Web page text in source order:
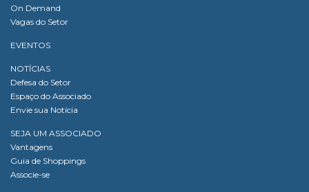
On Demand
Vagas do Setor
EVENTOS
NOTÍCIAS
Defesa do Setor
Espaço do Associado
Envie sua Notícia
SEJA UM ASSOCIADO
Vantagens
Guia de Shoppings
Associe-se